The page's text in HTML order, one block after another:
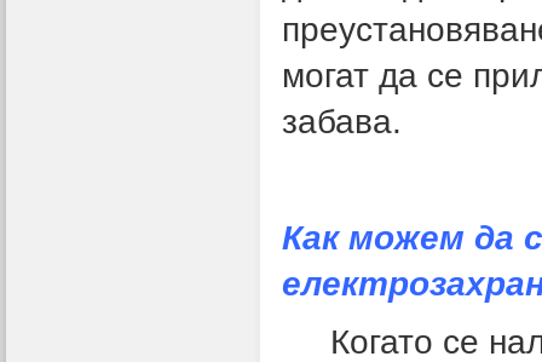
могат да се
забава.
Как можем да
Когато се